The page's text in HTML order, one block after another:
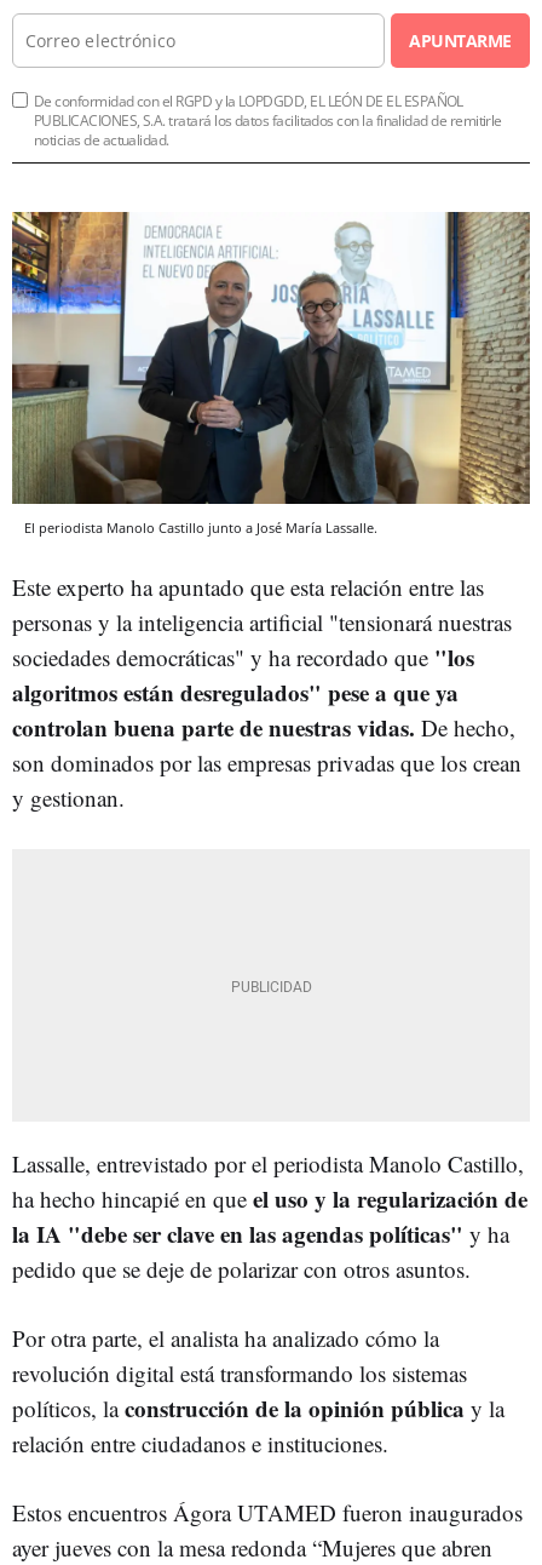
APUNTARME
De conformidad con el RGPD y la LOPDGDD, EL LEÓN DE EL ESPAÑOL
PUBLICACIONES, S.A. tratará los datos facilitados con la finalidad de remitirle
noticias de actualidad.
El periodista Manolo Castillo junto a José María Lassalle.
Este experto ha apuntado que esta relación entre las
personas y la inteligencia artificial "tensionará nuestras
sociedades democráticas" y ha recordado que "los
algoritmos están desregulados" pese a que ya
controlan buena parte de nuestras vidas. De hecho,
son dominados por las empresas privadas que los crean
y gestionan.
Lassalle, entrevistado por el periodista Manolo Castillo,
ha hecho hincapié en que el uso y la regularización de
la IA "debe ser clave en las agendas políticas" y ha
pedido que se deje de polarizar con otros asuntos.
Por otra parte, el analista ha analizado cómo la
revolución digital está transformando los sistemas
políticos, laconstrucción de la opinión pública y la
relación entre ciudadanos e instituciones.
Estos encuentros Ágora UTAMED fueron inaugurados
ayer jueves con la mesa redonda “Mujeres que abren